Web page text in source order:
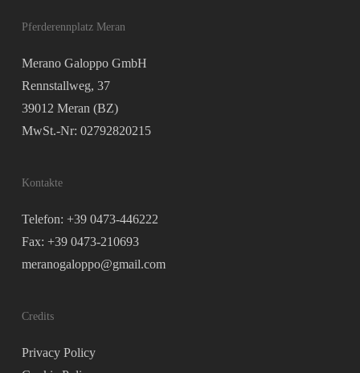
Pferderennplatz Meran
Merano Galoppo GmbH
Rennstallweg, 37
39012 Meran (BZ)
MwSt.-Nr: 02792820215
Kontakte
Telefon: +39 0473-446222
Fax: +39 0473-210693
meranogaloppo@gmail.com
Credits
Privacy Policy